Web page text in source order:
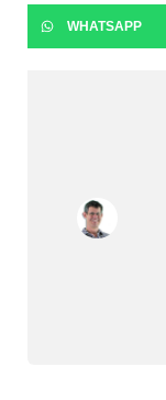
WHATSAPP